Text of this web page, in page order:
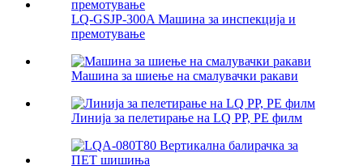
LQ-GSJP-300A Машина за инспекција и
премотување
Машина за шиење на смалувачки ракави
Линија за пелетирање на LQ PP, PE филм